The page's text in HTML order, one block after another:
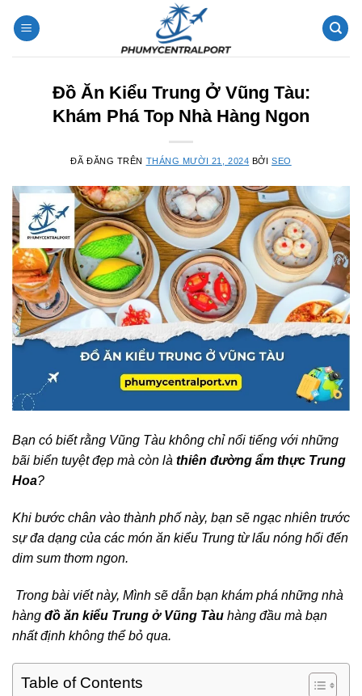
đến
Đồ Ăn Kiểu Trung Ở Vũng Tàu:
Khám Phá Top Nhà Hàng Ngon
ĐÃ ĐĂNG TRÊN THÁNG MƯỜI 21, 2024 BỞISEO
Bạn có biết rằng Vũng Tàu không chỉ nổi tiếng với những
bãi biển tuyệt đẹp mà còn là thiên đường ẩm thực Trung
Hoa?
Khi bước chân vào thành phố này, bạn sẽ ngạc nhiên trước
sự đa dạng của các món ăn kiểu Trung từ lẩu nóng hổi đến
dim sum thơm ngon.
Trong bài viết này, Mình sẽ dẫn bạn khám phá những nhà
hàng đồ ăn kiểu Trung ở Vũng Tàu hàng đầu mà bạn
nhất định không thể bỏ qua.
Table of Contents